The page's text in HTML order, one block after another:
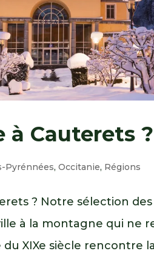
à Cauterets ?
Pyrénnées,Occitanie, Régions
? Notre sélection
à la montagne qui ne
XIXe siècle rencontre